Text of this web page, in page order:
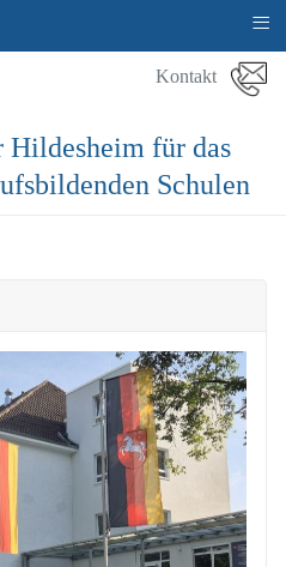
Kontakt
Hildesheim für das
Schulen
≡